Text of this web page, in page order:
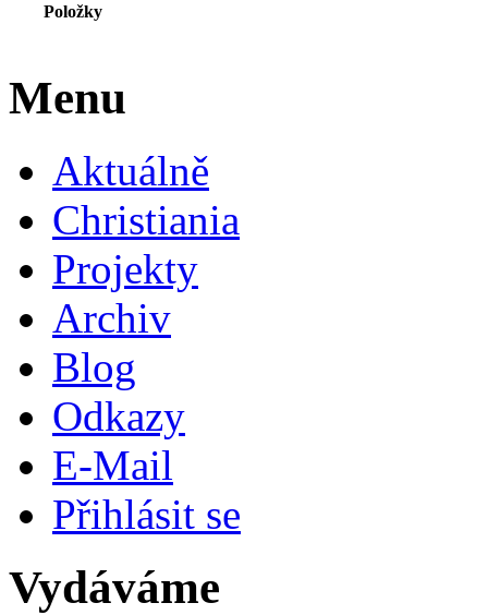
Položky
Menu
Aktuálně
Christiania
Projekty
Archiv
Blog
Odkazy
E-Mail
Přihlásit se
Vydáváme